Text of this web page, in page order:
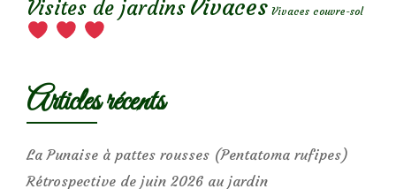
Visites de jardins Vivaces Vivaces couvre-sol
Articles récents
La Punaise à pattes rousses (Pentatoma rufipes)
Rétrospective de juin 2026 au jardin